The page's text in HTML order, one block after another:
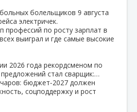
болельщиков 9 августа
электричек.
профессий по росту зарплат в
выиграл и где самые высокие
2026 года рекордсменом по
стал сварщик:…
бюджет‑2027 должен
соцподдержку и рост